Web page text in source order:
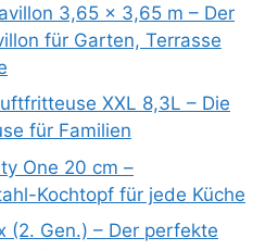
3,65 x 3,65 m – Der
für Garten, Terrasse
XXL 8,3L – Die
für Familien
One 20 cm –
Kochtopf für jede Küche
(2. Gen.) – Der perfekte